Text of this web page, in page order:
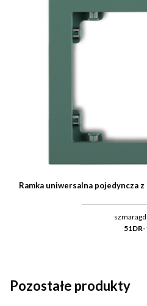
Ramka uniwersalna pojedyncza
51DR-
Pozostałe produkty